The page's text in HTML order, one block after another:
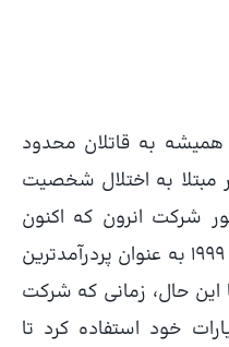
به قاتلان محدود
مبتلا به اختلال شخصیت
شرکت انرون که اکنون
ورشکسته شده است، در سال 1999 به عنوان پردرآمدترین
این حال، زمانی که شرکت
خود استفاده کرد تا